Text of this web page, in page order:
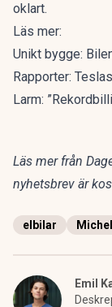
oklart.
Läs mer:
Unikt bygge:
Rapporter:
Larm:
Läs mer från
nyhetsbrev är
elbilar
Emil